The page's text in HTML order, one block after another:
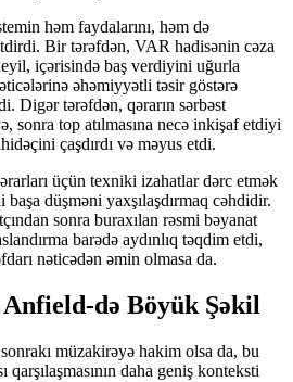
həm faydalarını, həm də
Bir tərəfdən, VAR hadisənin cəza
içərisində baş verdiyini uğurla
əhəmiyyətli təsir göstərə
Digər tərəfdən, qərarın sərbəst
sonra top atılmasına necə inkişaf etdiyi
çaşdırdı və məyus etdi.
üçün texniki izahatlar dərc etmək
düşməni yaxşılaşdırmaq cəhdidir.
sonra buraxılan rəsmi bəyanat
barədə aydınlıq təqdim etdi,
nəticədən əmin olmasa da.
də Böyük Şəkil
müzakirəyə hakim olsa da, bu
daha geniş konteksti